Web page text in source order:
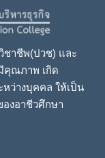
ชาชีพ(ปวช) และ
คุณภาพ เกิด
ว่างบุคคล ให้เป็น
งอาชีวศึกษา